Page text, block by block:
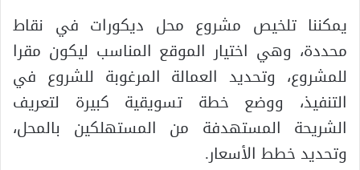
يمكننا تلخيص مشروع محل ديكورات في نقاط
محددة، وهي اختيار الموقع المناسب ليكون مقرا
للمشروع، وتحديد العمالة المرغوبة للشروع في
التنفيذ، ووضع خطة تسويقية كبيرة لتعريف
الشريحة المستهدفة من المستهلكين بالمحل،
وتحديد خطط الأسعار.